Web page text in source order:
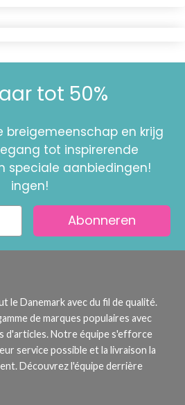
tot 50%
breigemeenschap en krijg
tot inspirerende
speciale aanbiedingen!
ingen!
Abonneren
le Danemark avec du fil de qualité.
de marques populaires avec
d'articles. Notre équipe s'efforce
service possible et la livraison la
Découvrez l'équipe derrière